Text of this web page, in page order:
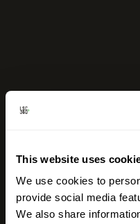
This website uses
We use cookies to
provide social media
We also share